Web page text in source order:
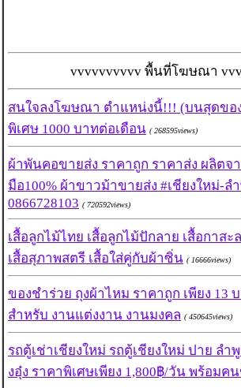
vvvvvvvvvv พื้นที่โฆษณา
สนใจลงโฆษณา ตำแหน่งนี้!!! (บนสุดขอ
พิเศษ 1000 บาทต่อเดือน ( 268595views)
ผ้าพันคอขายส่ง ราคาถูก ราคาส่ง ผลิตจ
มือ100% ผ้าขาวม้าขายส่ง #เชียงใหม่-ล
0866728103 ( 720592views)
เสื้อลูกไม้ไทย เสื้อลูกไม้ปักลาย เสื้อกาสะ
เสื้อสุภาพสตรี เสื้อใส่คู่กับผ้าซิ่น ( 16666views)
ของชำร่วย ถุงผ้าไหม ราคาถูก เพียง 13
สำหรับ งานแต่งงาน งานมงคล ( 450645views)
รถตู้เช่าเชียงใหม่ รถตู้เชียงใหม่ ปาย ลำ
งอุ๋ง ราคาพิเศษเพียง 1,800฿/วัน พร้อมค